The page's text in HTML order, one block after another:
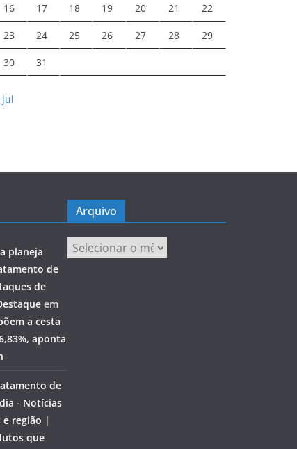
16 17 18 19 20 21 22
23 24 25 26 27 28 29
30 31
jul
planeja
de
de
em
a cesta
aponta
de
- Notícias
e região |
que
Arquivo
Arquivo